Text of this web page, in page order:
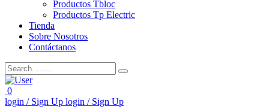
Productos Tbloc
Productos Tp Electric
Tienda
Sobre Nosotros
Contáctanos
0
login / Sign Up login / Sign Up